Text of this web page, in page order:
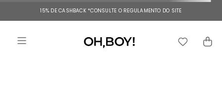
15% DE CASHBACK *CONSULTE O REGULAMENTO DO SITE